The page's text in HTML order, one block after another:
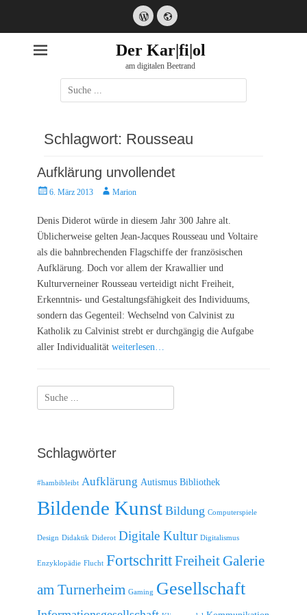
WordPress
Website
Der Kar|fi|ol
am digitalen Beetrand
Suche
nach:
Schlagwort: Rousseau
Aufklärung unvollendet
Posted6. März 2013 AutorMarion
Denis Diderot würde in diesem Jahr 300 Jahre alt.
Üblicherweise gelten Jean-Jacques Rousseau und Voltaire
als die bahnbrechenden Flagschiffe der französischen
Aufklärung. Doch vor allem der Krawallier und
Kulturverneiner Rousseau verteidigt nicht Freiheit,
Erkenntnis- und Gestaltungsfähigkeit des Individuums,
sondern das Gegenteil: Wechselnd von Calvinist zu
Katholik zu Calvinist strebt er durchgängig die Aufgabe
aller Individualität weiterlesen…
Suche
nach:
Schlagwörter
#hambibleibt Aufklärung Autismus Bibliothek
Bildende Kunst Bildung Computerspiele
Design Didaktik Diderot Digitale Kultur Digitalismus
Enzyklopädie Flucht FortschrittFreiheitGalerie
am Turnerheim Gaming Gesellschaft